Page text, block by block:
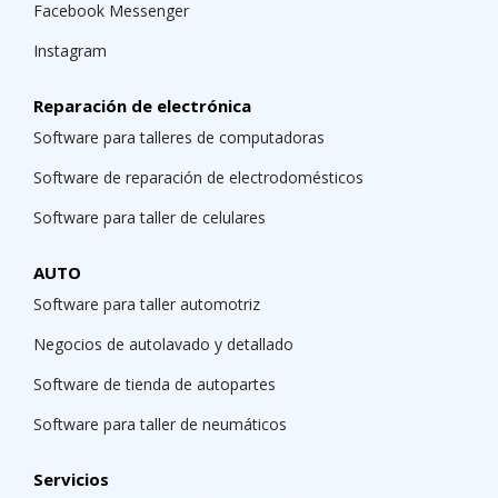
Facebook Messenger
Instagram
Reparación de electrónica
Software para talleres de computadoras
Software de reparación de electrodomésticos
Software para taller de celulares
AUTO
Software para taller automotriz
Negocios de autolavado y detallado
Software de tienda de autopartes
Software para taller de neumáticos
Servicios